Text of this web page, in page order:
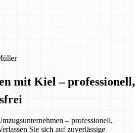
mit Kiel – professionell,
– professionell,
Sie sich auf zuverlässige